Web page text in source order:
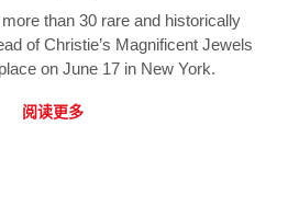
than 30 rare and historically
of Christie’s Magnificent Jewels
on June 17 in New York.
阅读更多